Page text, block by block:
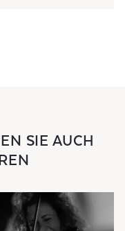
SIE AUCH